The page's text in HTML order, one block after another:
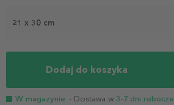
21 x 30 cm
Dodaj do koszyka
W magazynie - Dostawa w 3-7 dni robocze